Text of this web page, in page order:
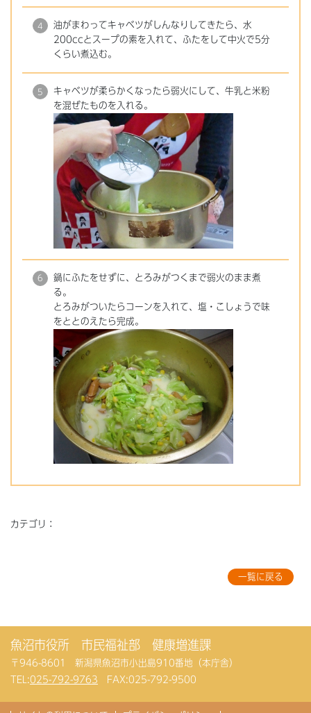
油がまわってキャベツがしんなりしてきたら、水
200ccとスープの素を入れて、ふたをして中火で5分
くらい煮込む。
キャベツが柔らかくなったら弱火にして、牛乳と米粉
を混ぜたものを入れる。
鍋にふたをせずに、とろみがつくまで弱火のまま煮
る。
とろみがついたらコーンを入れて、塩・こしょうで味
をととのえたら完成。
カテゴリ：
一覧に戻る
魚沼市役所 市民福祉部 健康増進課
〒946-8601 新潟県魚沼市小出島910番地（本庁舎）
TEL:025-792-9763 FAX:025-792-9500